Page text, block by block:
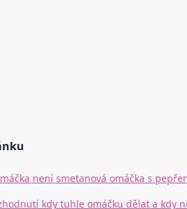
není smetanová omáčka s
kdy tuhle omáčku dělat a kdy